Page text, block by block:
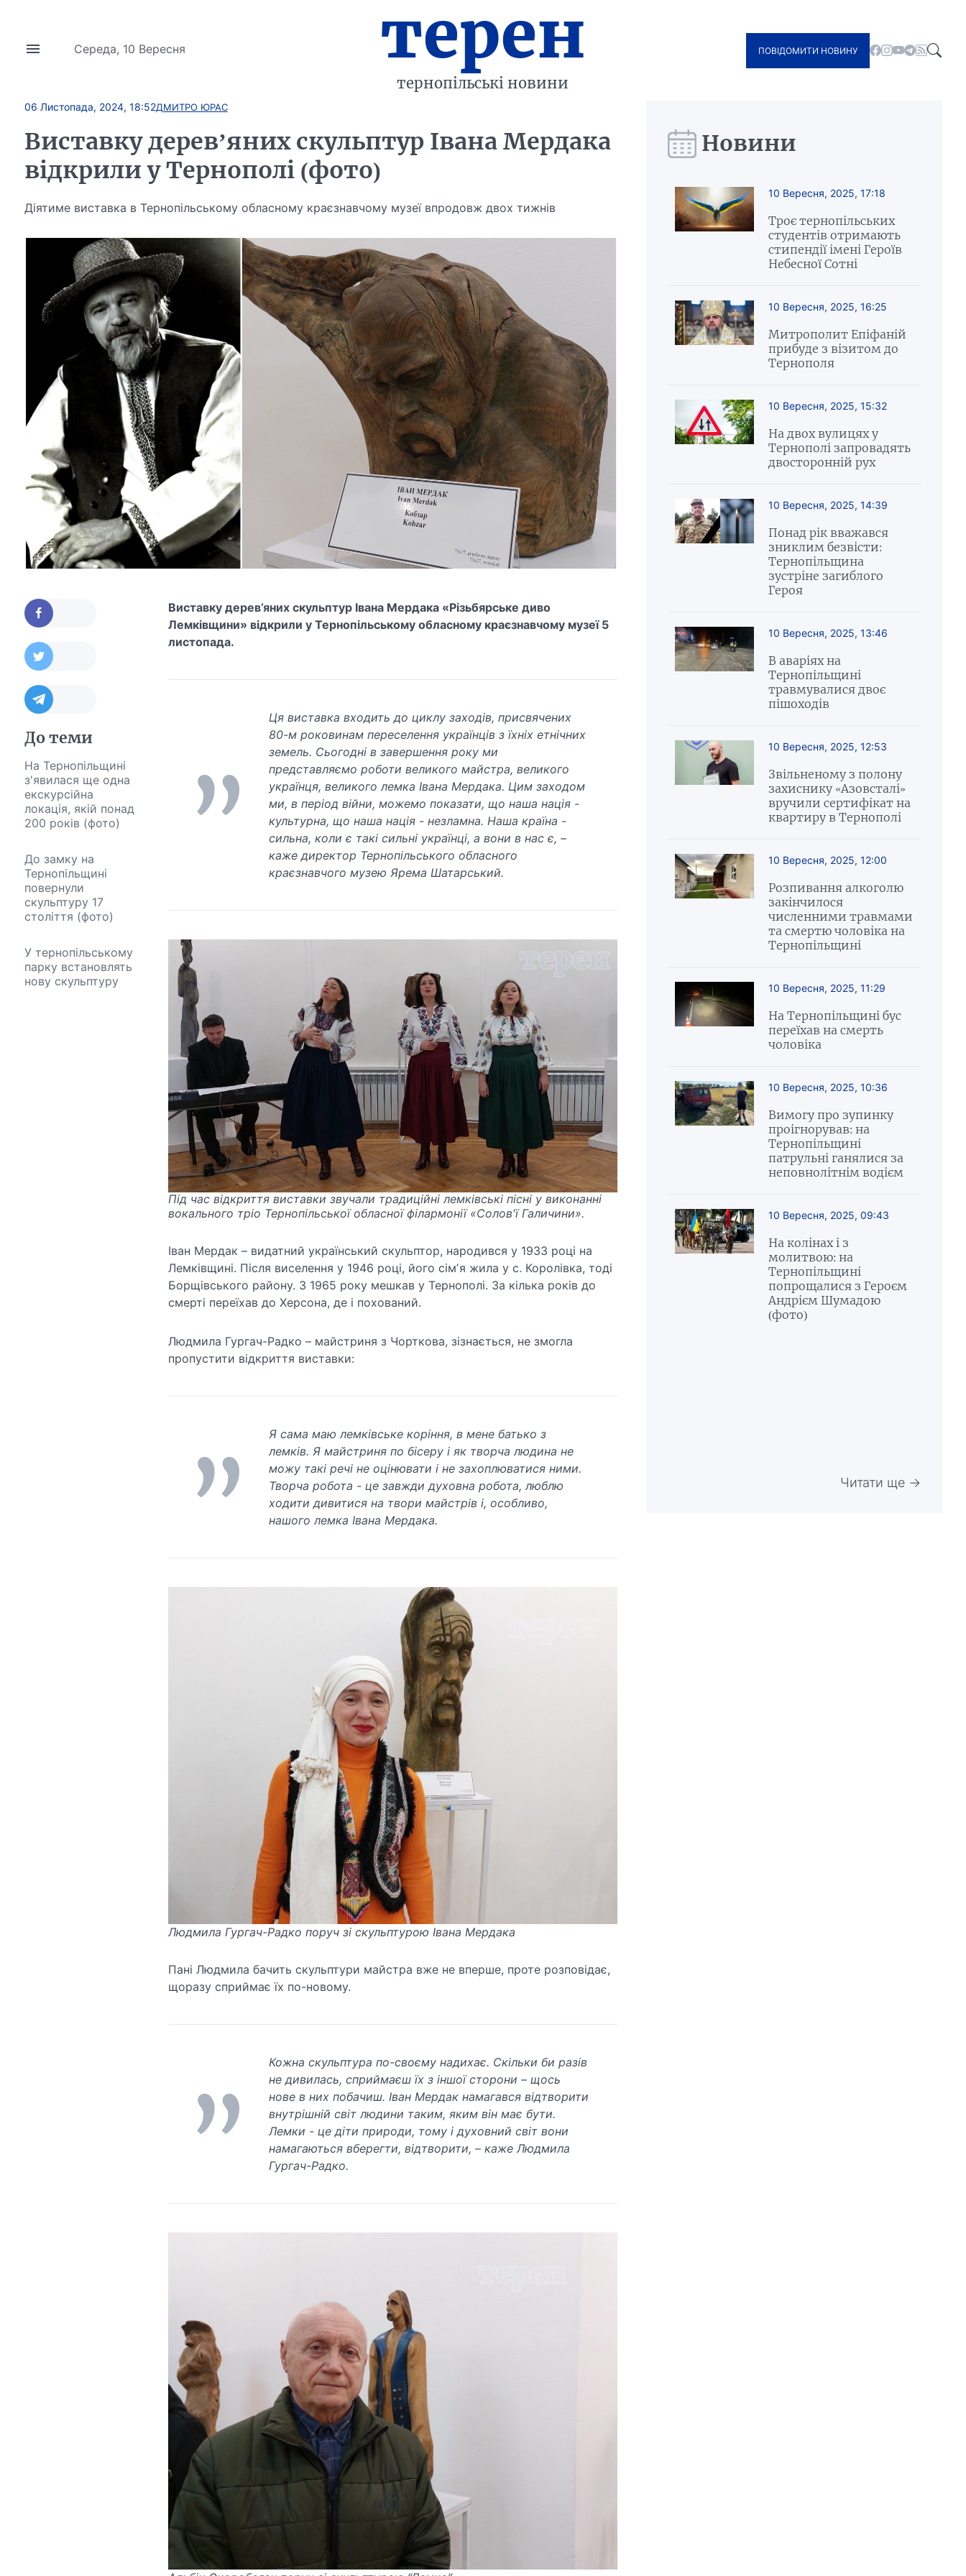
Середа, 10 Вересня терен
тернопільські новини
ПОВІДОМИТИ НОВИНУ
06 Листопада, 2024, 18:52ДМИТРО ЮРАС
Виставку дерев’яних скульптур Івана Мердака
відкрили у Тернополі (фото)
Діятиме виставка в Тернопільському обласному краєзнавчому музеї впродовж двох тижнів
До теми
На Тернопільщині
з'явилася ще одна
екскурсійна
локація, якій понад
200 років (фото)
До замку на
Тернопільщині
повернули
скульптуру 17
століття (фото)
У тернопільському
парку встановлять
нову скульптуру
Виставку дерев’яних скульптур Івана Мердака «Різьбярське диво
Лемківщини» відкрили у Тернопільському обласному краєзнавчому музеї 5
листопада.
Ця виставка входить до циклу заходів, присвячених
80-м роковинам переселення українців з їхніх етнічних
земель. Сьогодні в завершення року ми
представляємо роботи великого майстра, великого
українця, великого лемка Івана Мердака. Цим заходом
ми, в період війни, можемо показати, що наша нація -
культурна, що наша нація - незламна. Наша країна -
сильна, коли є такі сильні українці, а вони в нас є, –
каже директор Тернопільського обласного
краєзнавчого музею Ярема Шатарський.
Під час відкриття виставки звучали традиційні лемківські пісні у виконанні
вокального тріо Тернопільської обласної філармонії «Солов'ї Галичини».
Іван Мердак – видатний український скульптор, народився у 1933 році на
Лемківщині. Після виселення у 1946 році, його сімʼя жила у с. Королівка, тоді
Борщівського району. З 1965 року мешкав у Тернополі. За кілька років до
смерті переїхав до Херсона, де і похований.
Людмила Гургач-Радко – майстриня з Чорткова, зізнається, не змогла
пропустити відкриття виставки:
Я сама маю лемківське коріння, в мене батько з
лемків. Я майстриня по бісеру і як творча людина не
можу такі речі не оцінювати і не захоплюватися ними.
Творча робота - це завжди духовна робота, люблю
ходити дивитися на твори майстрів і, особливо,
нашого лемка Івана Мердака.
Людмила Гургач-Радко поруч зі скульптурою Івана Мердака
Пані Людмила бачить скульптури майстра вже не вперше, проте розповідає,
щоразу сприймає їх по-новому.
Кожна скульптура по-своєму надихає. Скільки би разів
не дивилась, сприймаєш їх з іншої сторони – щось
нове в них побачиш. Іван Мердак намагався відтворити
внутрішній світ людини таким, яким він має бути.
Лемки - це діти природи, тому і духовний світ вони
намагаються вберегти, відтворити, – каже Людмила
Гургач-Радко.
Новини
10 Вересня, 2025, 17:18
Троє тернопільських
студентів отримають
стипендії імені Героїв
Небесної Сотні
10 Вересня, 2025, 16:25
Митрополит Епіфаній
прибуде з візитом до
Тернополя
10 Вересня, 2025, 15:32
На двох вулицях у
Тернополі запровадять
двосторонній рух
10 Вересня, 2025, 14:39
Понад рік вважався
зниклим безвісти:
Тернопільщина
зустріне загиблого
Героя
10 Вересня, 2025, 13:46
В аваріях на
Тернопільщині
травмувалися двоє
пішоходів
10 Вересня, 2025, 12:53
Звільненому з полону
захиснику «Азовсталі»
вручили сертифікат на
квартиру в Тернополі
10 Вересня, 2025, 12:00
Розпивання алкоголю
закінчилося
численними травмами
та смертю чоловіка на
Тернопільщині
10 Вересня, 2025, 11:29
На Тернопільщині бус
переїхав на смерть
чоловіка
10 Вересня, 2025, 10:36
Вимогу про зупинку
проігнорував: на
Тернопільщині
патрульні ганялися за
неповнолітнім водієм
10 Вересня, 2025, 09:43
На колінах і з
молитвою: на
Тернопільщині
попрощалися з Героєм
Андрієм Шумадою
(фото)
Читати ще →